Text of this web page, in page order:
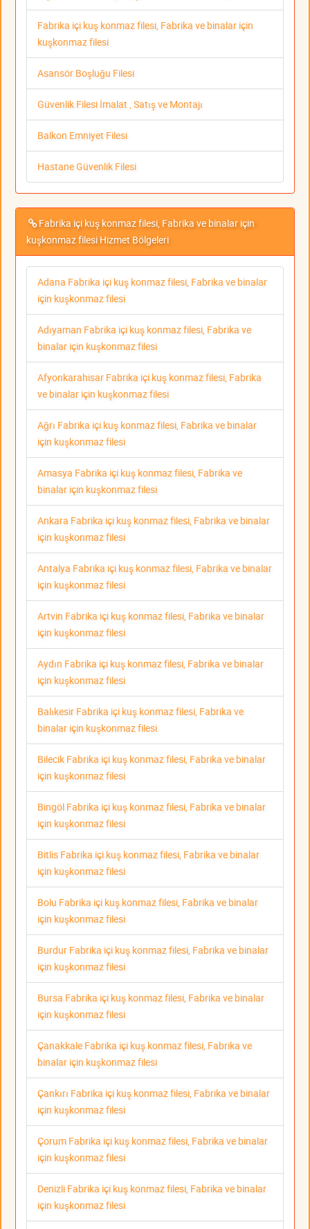
Fabrika içi kuş konmaz filesi, Fabrika ve binalar için
kuşkonmaz filesi
Asansör Boşluğu Filesi
Güvenlik Filesi İmalat , Satış ve Montajı
Balkon Emniyet Filesi
Hastane Güvenlik Filesi
Fabrika içi kuş konmaz filesi, Fabrika ve binalar için
kuşkonmaz filesi Hizmet Bölgeleri
Adana Fabrika içi kuş konmaz filesi, Fabrika ve binalar
için kuşkonmaz filesi
Adıyaman Fabrika içi kuş konmaz filesi, Fabrika ve
binalar için kuşkonmaz filesi
Afyonkarahisar Fabrika içi kuş konmaz filesi, Fabrika
ve binalar için kuşkonmaz filesi
Ağrı Fabrika içi kuş konmaz filesi, Fabrika ve binalar
için kuşkonmaz filesi
Amasya Fabrika içi kuş konmaz filesi, Fabrika ve
binalar için kuşkonmaz filesi
Ankara Fabrika içi kuş konmaz filesi, Fabrika ve binalar
için kuşkonmaz filesi
Antalya Fabrika içi kuş konmaz filesi, Fabrika ve binalar
için kuşkonmaz filesi
Artvin Fabrika içi kuş konmaz filesi, Fabrika ve binalar
için kuşkonmaz filesi
Aydın Fabrika içi kuş konmaz filesi, Fabrika ve binalar
için kuşkonmaz filesi
Balıkesir Fabrika içi kuş konmaz filesi, Fabrika ve
binalar için kuşkonmaz filesi
Bilecik Fabrika içi kuş konmaz filesi, Fabrika ve binalar
için kuşkonmaz filesi
Bingöl Fabrika içi kuş konmaz filesi, Fabrika ve binalar
için kuşkonmaz filesi
Bitlis Fabrika içi kuş konmaz filesi, Fabrika ve binalar
için kuşkonmaz filesi
Bolu Fabrika içi kuş konmaz filesi, Fabrika ve binalar
için kuşkonmaz filesi
Burdur Fabrika içi kuş konmaz filesi, Fabrika ve binalar
için kuşkonmaz filesi
Bursa Fabrika içi kuş konmaz filesi, Fabrika ve binalar
için kuşkonmaz filesi
Çanakkale Fabrika içi kuş konmaz filesi, Fabrika ve
binalar için kuşkonmaz filesi
Çankırı Fabrika içi kuş konmaz filesi, Fabrika ve binalar
için kuşkonmaz filesi
Çorum Fabrika içi kuş konmaz filesi, Fabrika ve binalar
için kuşkonmaz filesi
Denizli Fabrika içi kuş konmaz filesi, Fabrika ve binalar
için kuşkonmaz filesi